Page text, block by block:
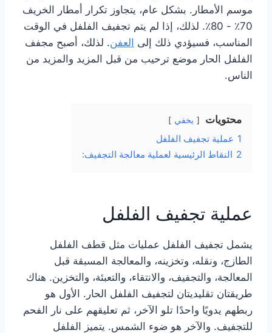
موسم الأمطار. بشكل عام، يتجاوز تكرار أمطار الخريف
70٪ - 80٪. لذلك، إذا لم يتم تجفيف الفلفل في الوقت
المناسب، فسيؤدي ذلك إلى العفن. لذلك، أصبح مجفف
الفلفل الحار موضع ترحيب من قبل المزيد والمزيد من
الناس.
محتويات يخفي
1 عملية تجفيف الفلفل
2 النقاط الرئيسية لعملية معالجة التجفيف:
عملية تجفيف الفلفل
يشمل تجفيف الفلفل عمليات مثل قطف الفلفل
الطازج، ونقله، وتخزينه، والمعالجة المسبقة قبل
المعالجة، والتجفيف، والانتقاء، والتعبئة، والتخزين. هناك
طريقتان تقليديتان لتجفيف الفلفل الحار. الأول هو
ربطهم يدويًا واحدًا تلو الآخر، ثم تعليقهم على نار الفحم
للتجفيف. والآخر هو ضوء الشمس. يتميز الفلفل